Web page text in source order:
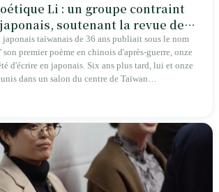
Li : un groupe contraint
soutenant la revue de
la plus ancienne de Taïwan
taïwanais de 36 ans publiait sous le nom
son premier poème en chinois d'après-guerre, onze
d'écrire en japonais. Six ans plus tard, lui et onze
dans un salon du centre de Taïwan
expérience de mutisme générationnel en une
du collège.